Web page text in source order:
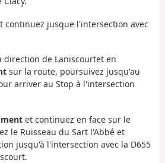
continuez jusque l'intersection avec
direction de Laniscourtet en
sur la route, poursuivez jusqu'au
arriver au Stop à l'intersection
et continuez en face sur le
le Ruisseau du Sart l'Abbé et
jusqu'à l'intersection avec la D655